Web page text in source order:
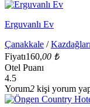
Erguvanlı Ev
Çanakkale /Kazdağları
Fiyatı160,00 ₺
Otel Puanı
4.5
Yorum2 kişi yorum